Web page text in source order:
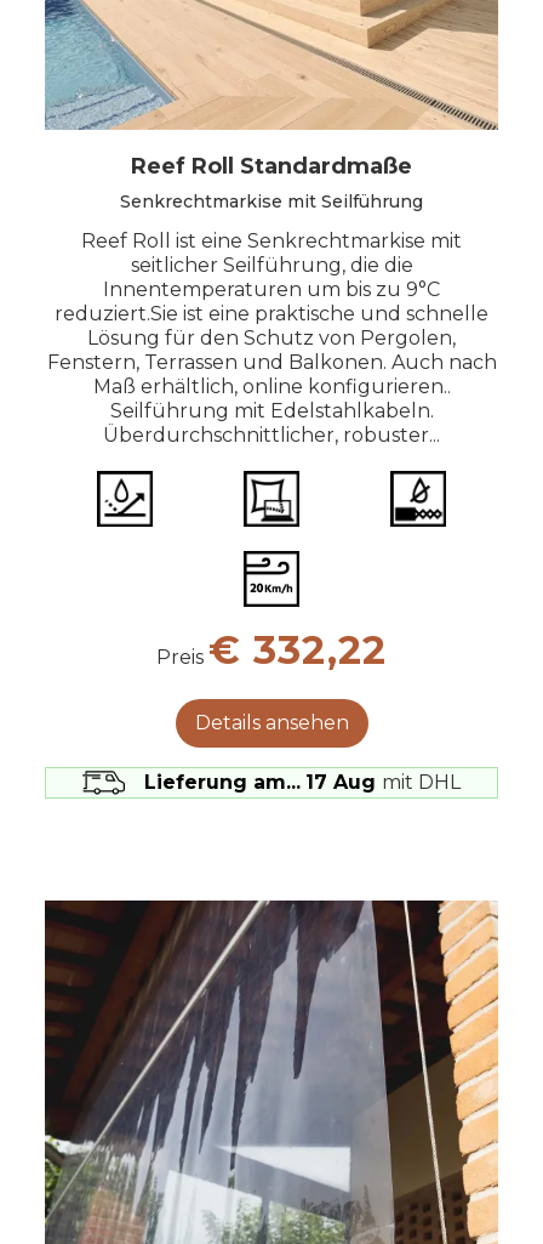
Reef Roll Standardmaße
Senkrechtmarkise mit Seilführung
Reef Roll ist eine Senkrechtmarkise mit
seitlicher Seilführung, die die
Innentemperaturen um bis zu 9°C
reduziert.Sie ist eine praktische und schnelle
Lösung für den Schutz von Pergolen,
Fenstern, Terrassen und Balkonen. Auch nach
Maß erhältlich, online konfigurieren..
Seilführung mit Edelstahlkabeln.
Überdurchschnittlicher, robuster...
Preis € 332,22
Details ansehen
Lieferung am... 17 Aug mit DHL